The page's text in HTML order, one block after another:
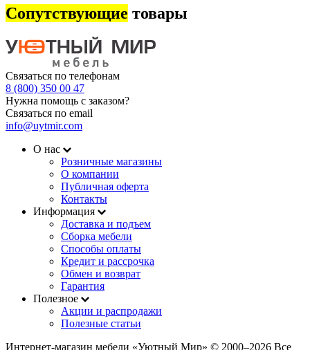
Сопутствующие товары
Связаться по телефонам
8 (800) 350 00 47
Нужна помощь с заказом?
Связаться по email
info@uytmir.com
О нас
Розничные магазины
О компании
Публичная оферта
Контакты
Информация
Доставка и подъем
Сборка мебели
Способы оплаты
Кредит и рассрочка
Обмен и возврат
Гарантия
Полезное
Акции и распродажи
Полезные статьи
Интернет-магазин мебели «Уютный Мир» © 2000‒2026 Все